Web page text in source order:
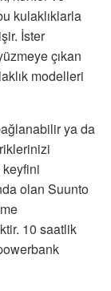
kulaklıklarla
İster
çıkan
modelleri
ya da
keyfini
olan Suunto
10 saatlik